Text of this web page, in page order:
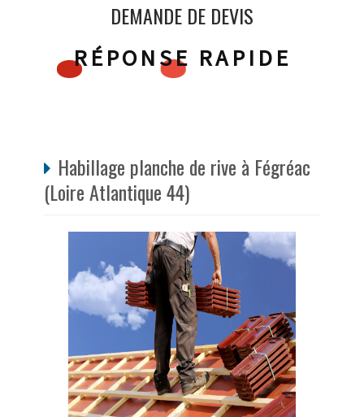
DEMANDE DE DEVIS
RÉPONSE RAPIDE
Habillage planche de rive à Fégréac
(Loire Atlantique 44)